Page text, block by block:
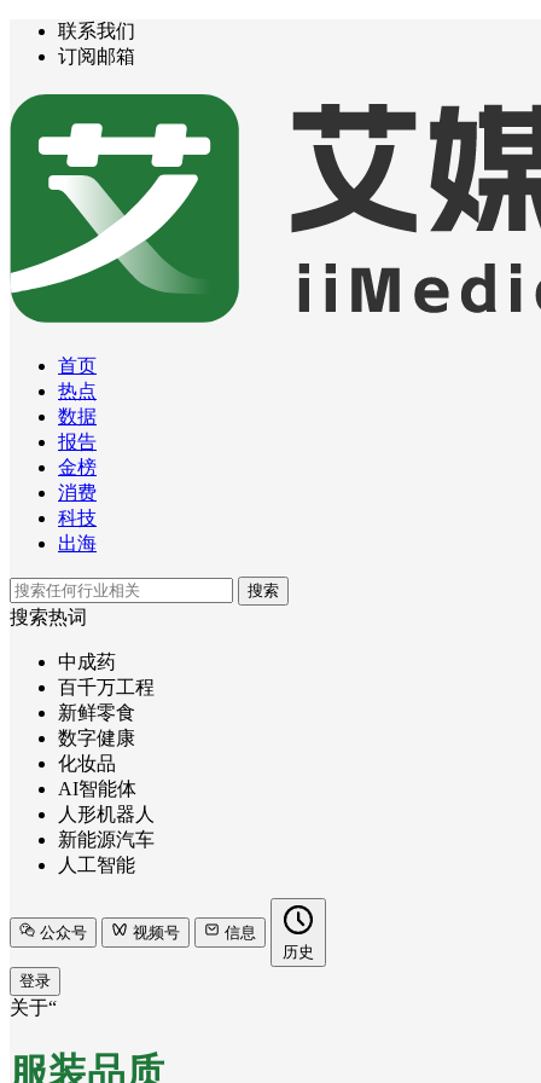
联系我们
订阅邮箱
首页
热点
数据
报告
金榜
消费
科技
出海
搜索
搜索热词
中成药
百千万工程
新鲜零食
数字健康
化妆品
AI智能体
人形机器人
新能源汽车
人工智能
公众号 视频号
信息
历史
登录
关于“
服装品质